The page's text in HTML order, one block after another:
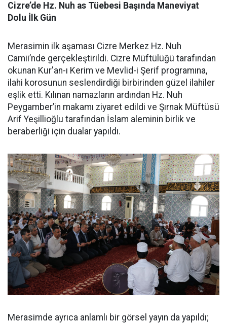
Cizre’de Hz. Nuh as Tüebesi Başında Maneviyat
Dolu İlk Gün
Merasimin ilk aşaması Cizre Merkez Hz. Nuh
Camii’nde gerçekleştirildi. Cizre Müftülüğü tarafından
okunan Kur'an-ı Kerim ve Mevlid-i Şerif programına,
ilahi korosunun seslendirdiği birbirinden güzel ilahiler
eşlik etti. Kılınan namazların ardından Hz. Nuh
Peygamber’in makamı ziyaret edildi ve Şırnak Müftüsü
Arif Yeşillioğlu tarafından İslam aleminin birlik ve
beraberliği için dualar yapıldı.
Merasimde ayrıca anlamlı bir görsel yayın da yapıldı;